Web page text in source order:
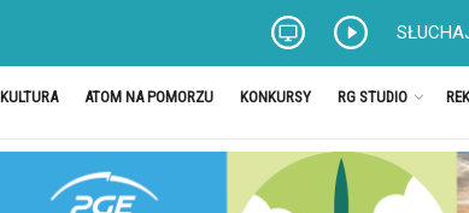
KULTURA ATOM NA POMORZU KONKURSY RG STUDIO